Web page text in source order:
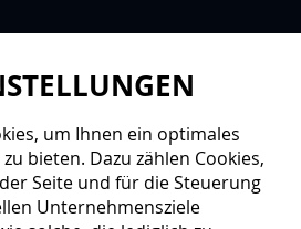
um Ihnen ein optimales
bieten. Dazu zählen Cookies,
Seite und für die Steuerung
Unternehmensziele